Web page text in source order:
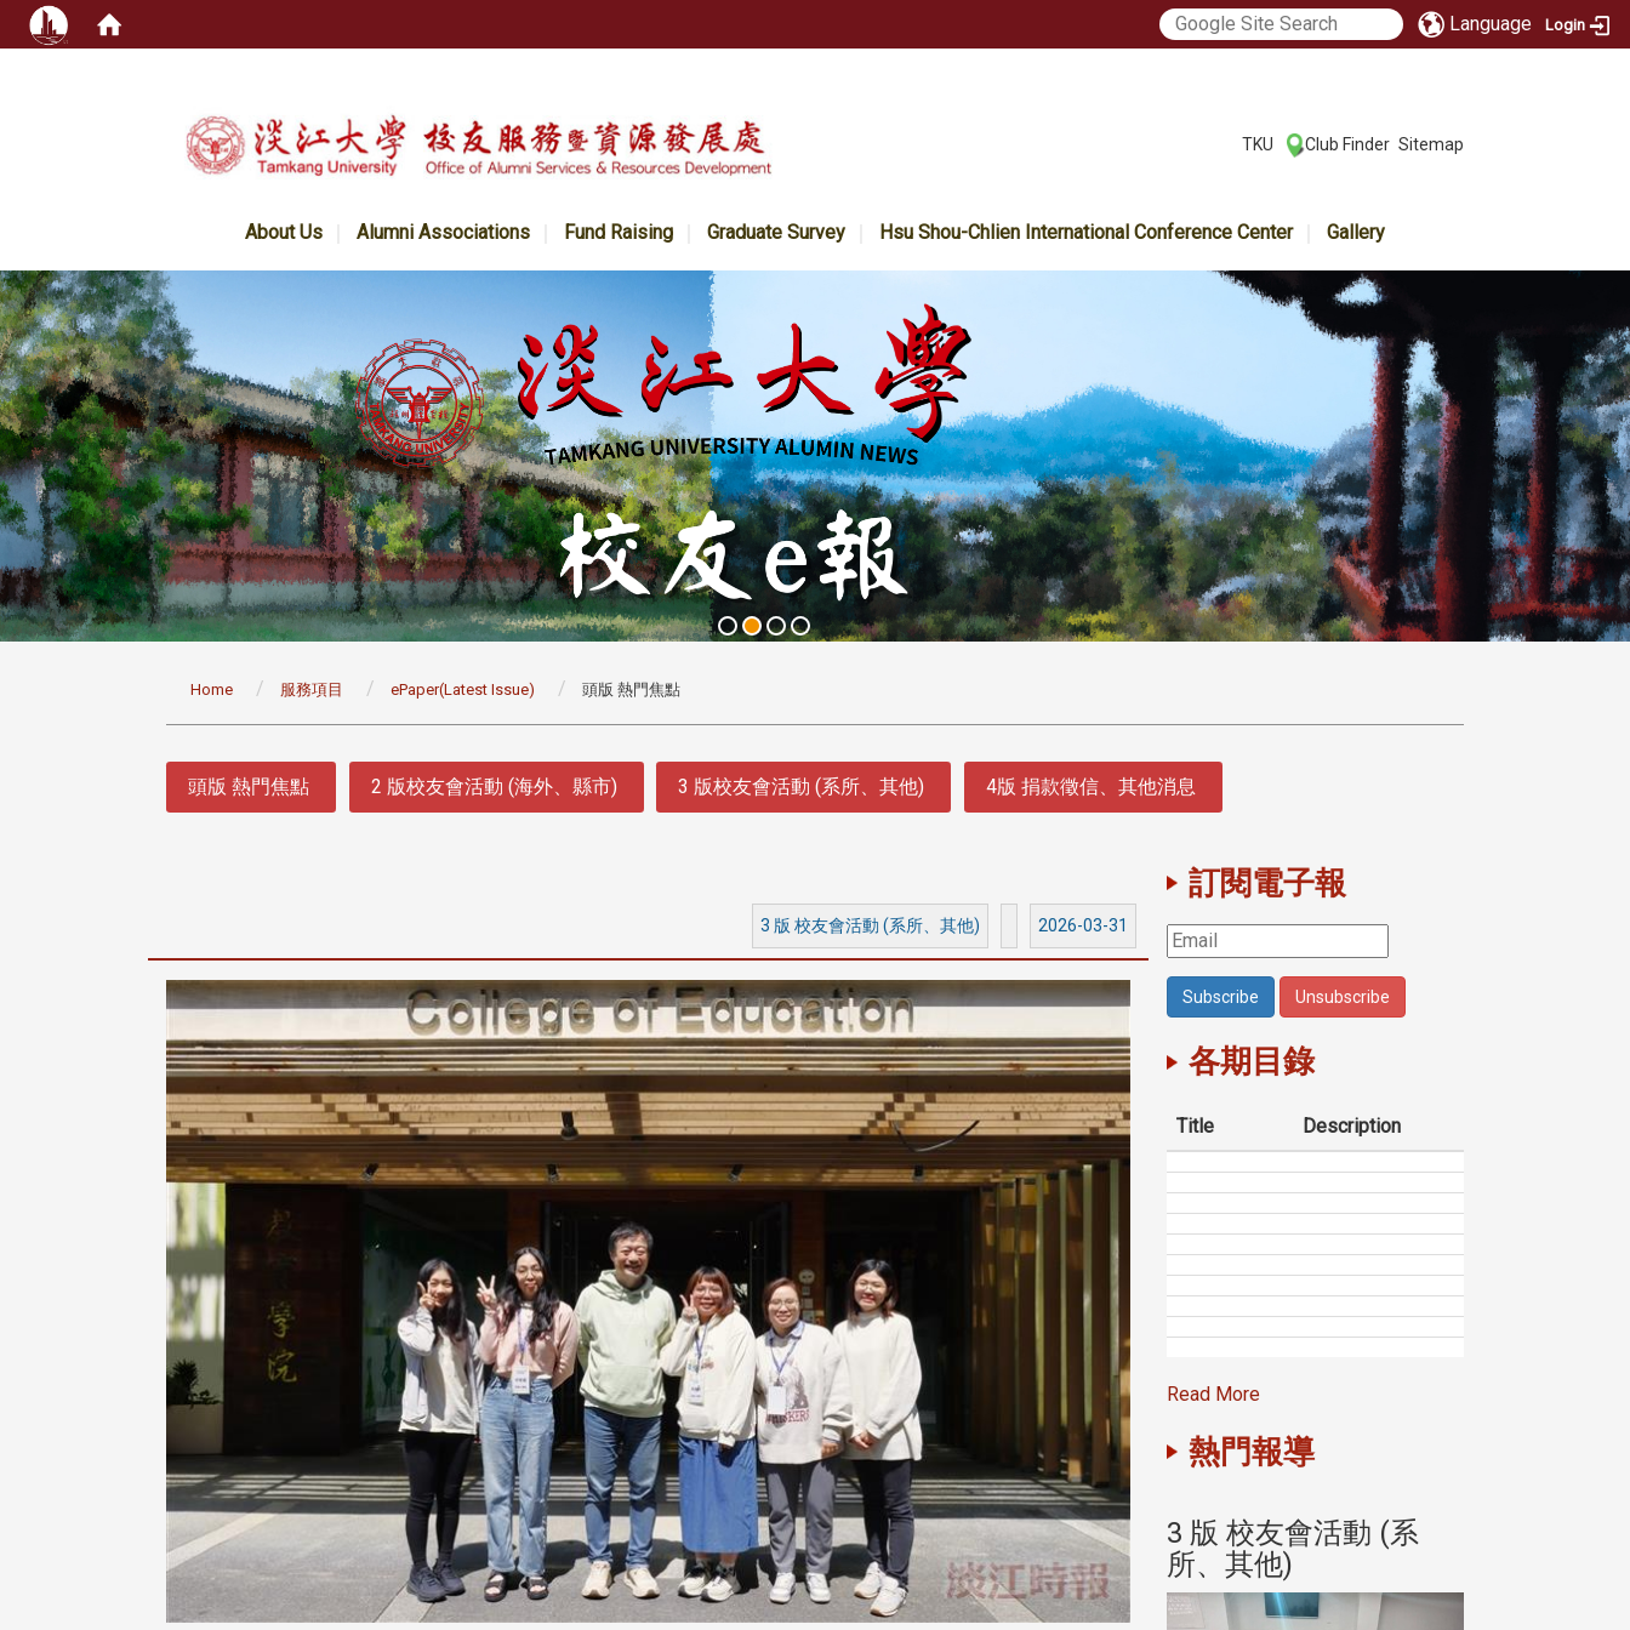
Language Login
TKU Club Finder Sitemap
About Us Alumni Associations Fund Raising Graduate Survey Hsu Shou-Chlien International Conference Center Gallery
Home 服務項目 ePaper(Latest Issue) 頭版 熱門焦點
頭版 熱門焦點 2 版校友會活動 (海外、縣市) 3 版校友會活動 (系所、其他) 4版 捐款徵信、其他消息
3 版 校友會活動 (系所、其他) 2026-03-31
訂閱電子報
各期目錄
Title Description
Read More
熱門報導
3 版 校友會活動 (系
所、其他)
3 版 校友會活動 (系
所、其他)
3 版 校友會活動 (系
所、其他)